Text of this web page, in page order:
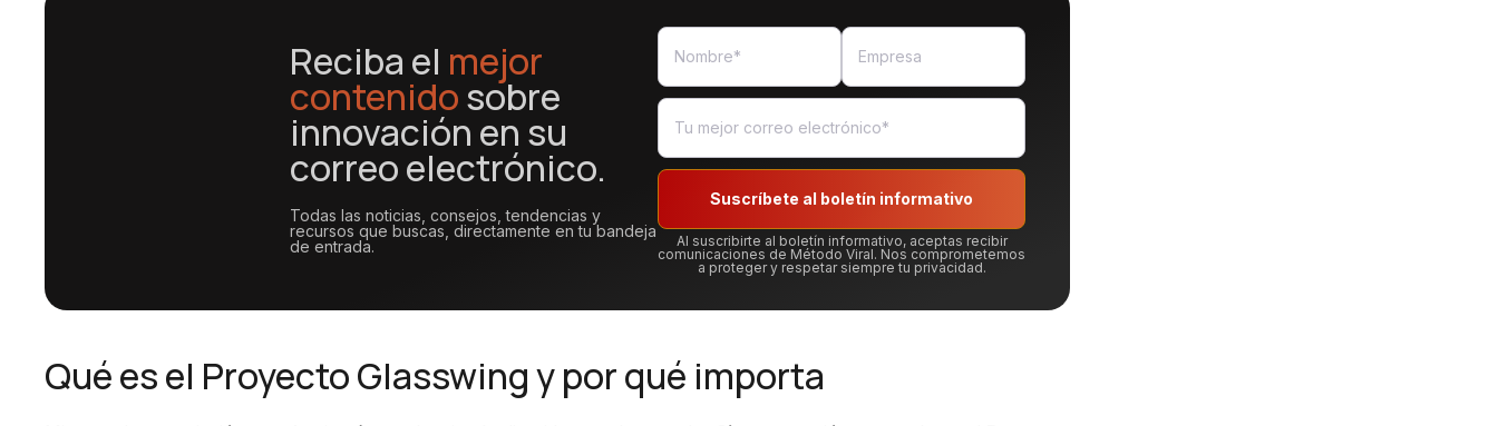
Reciba el mejor
contenidosobre
innovación en su
correo electrónico.
Todas las noticias, consejos, tendencias y
recursos que buscas, directamente en tu bandeja
de entrada.
Suscríbete al boletín informativo
Al suscribirte al boletín informativo, aceptas recibir
comunicaciones de Método Viral. Nos comprometemos
a proteger y respetar siempre tu privacidad.
Qué es el Proyecto Glasswing y por qué importa